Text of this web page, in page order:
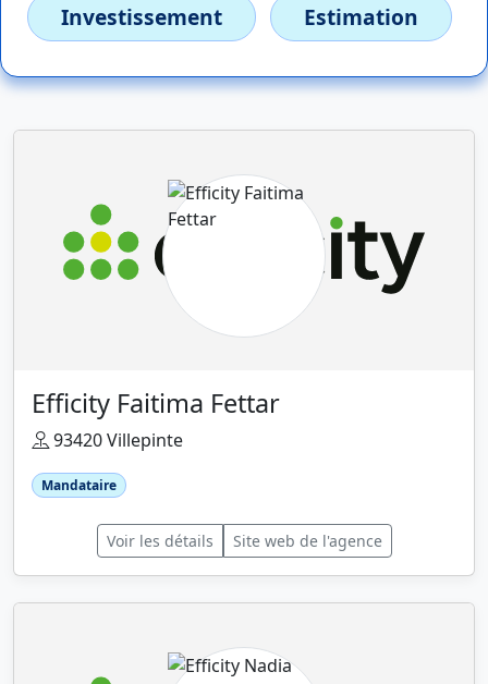
Investissement
Estimation
Efficity Faitima Fettar
93420 Villepinte
Mandataire
Voir les détails Site web de l'agence